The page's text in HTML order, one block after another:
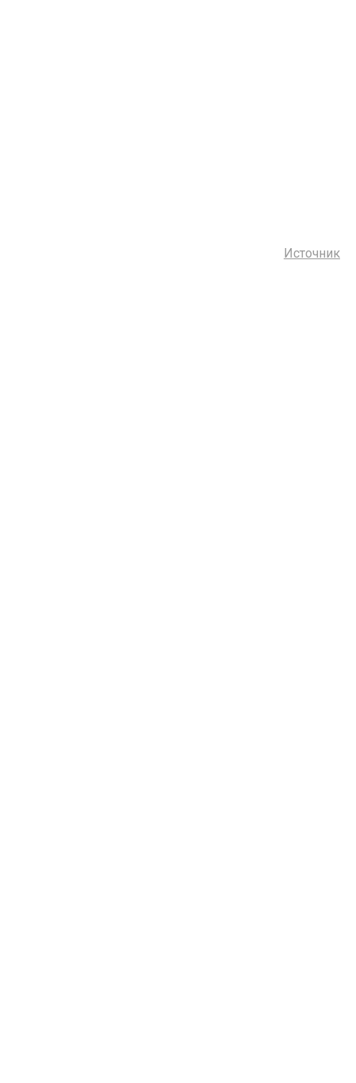
Источник